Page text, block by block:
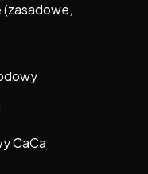
(zasadowe,
CaCa